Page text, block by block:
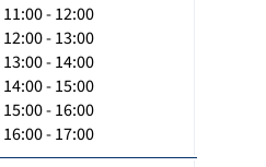
11:00 - 12:00
12:00 - 13:00
13:00 - 14:00
14:00 - 15:00
15:00 - 16:00
16:00 - 17:00